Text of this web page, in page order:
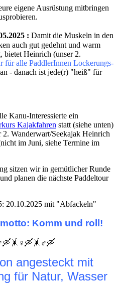
eigene Ausrüstung mitbringen
: Damit die Muskeln in den
auch gut gedehnt und warm
bietet Heinrich (unser 2.
für alle PaddlerInnen Lockerungs-
an - danach ist jede(r) "heiß" für
Kanu-Interessierte ein
Kajakfahren statt (siehe unten)
2. Wanderwart/Seekajak Heinrich
im Juni, siehe Termine im
sitzen wir in gemütlicher Runde
planen die nächste Paddeltour
20.10.2025 mit "Abfackeln"
Komm und roll!
angesteckt mit
für Natur, Wasser